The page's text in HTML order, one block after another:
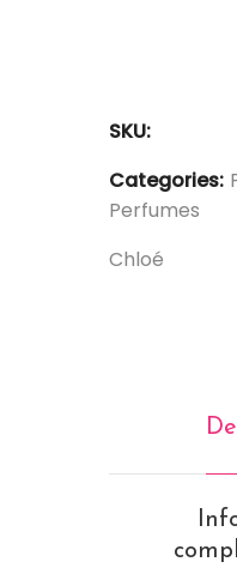
SKU:
Categories:
Perfumes
Chloé